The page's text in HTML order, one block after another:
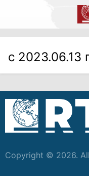
с 2023.06.13
Copyright © 2026.